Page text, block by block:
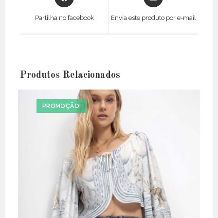
in
Partilha no facebook
in
Envia este produto por e-mail
Produtos Relacionados
PROMOÇÃO!